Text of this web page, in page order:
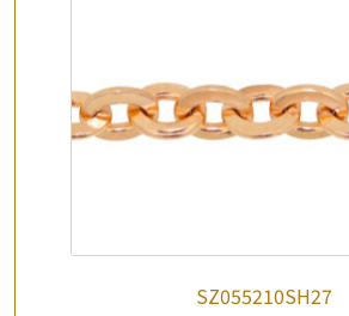
SZ055210SH27